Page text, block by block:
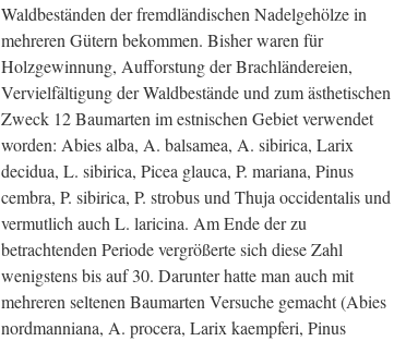
Waldbeständen der fremdländischen Nadelgehölze in
mehreren Gütern bekommen. Bisher waren für
Holzgewinnung, Aufforstung der Brachländereien,
Vervielfältigung der Waldbestände und zum ästhetischen
Zweck 12 Baumarten im estnischen Gebiet verwendet
worden: Abies alba, A. balsamea, A. sibirica, Larix
decidua, L. sibirica, Picea glauca, P. mariana, Pinus
cembra, P. sibirica, P. strobus und Thuja occidentalis und
vermutlich auch L. laricina. Am Ende der zu
betrachtenden Periode vergrößerte sich diese Zahl
wenigstens bis auf 30. Darunter hatte man auch mit
mehreren seltenen Baumarten Versuche gemacht (Abies
nordmanniana, A. procera, Larix kaempferi, Pinus